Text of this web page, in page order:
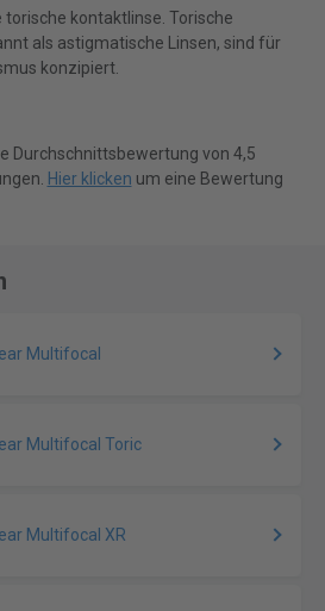
torische kontaktlinse. Torische
als astigmatische Linsen, sind für
konzipiert.
Durchschnittsbewertung von 4,5
Hier klicken um eine Bewertung
Multifocal
Multifocal Toric
Multifocal XR